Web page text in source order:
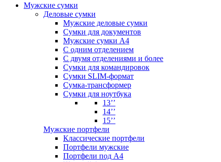
Мужские сумки
Деловые сумки
Мужские деловые сумки
Сумки для документов
Мужские сумки А4
С одним отделением
С двумя отделениями и более
Сумки для командировок
Сумки SLIM-формат
Сумка-трансформер
Сумки для ноутбука
13’’
14’’
15’’
Мужские портфели
Классические портфели
Портфели мужские
Портфели под А4